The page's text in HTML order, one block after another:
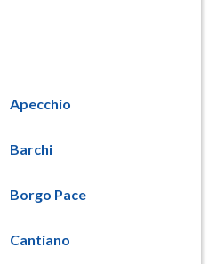
Apecchio
Barchi
Borgo Pace
Cantiano